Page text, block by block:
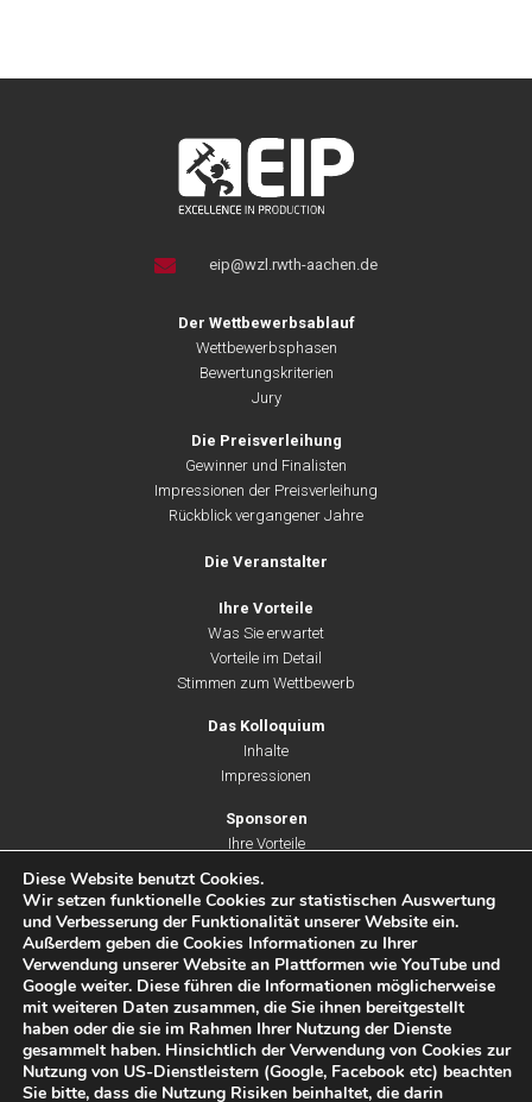
eip@wzl.rwth-aachen.de
Der Wettbewerbsablauf
Wettbewerbsphasen
Bewertungskriterien
Jury
Die Preisverleihung
Gewinner und Finalisten
Impressionen der Preisverleihung
Rückblick vergangener Jahre
Die Veranstalter
Ihre Vorteile
Was Sie erwartet
Vorteile im Detail
Stimmen zum Wettbewerb
Das Kolloquium
Inhalte
Impressionen
Sponsoren
Ihre Vorteile
Unsere Leistungen
Partner & Unterstützer
Eine Initiative von:
Diese Website benutzt Cookies.
Wir setzen funktionelle Cookies zur statistischen Auswertung
und Verbesserung der Funktionalität unserer Website ein.
Außerdem geben die Cookies Informationen zu Ihrer
Verwendung unserer Website an Plattformen wie YouTube und
Google weiter. Diese führen die Informationen möglicherweise
mit weiteren Daten zusammen, die Sie ihnen bereitgestellt
haben oder die sie im Rahmen Ihrer Nutzung der Dienste
gesammelt haben. Hinsichtlich der Verwendung von Cookies zur
Nutzung von US-Dienstleistern (Google, Facebook etc) beachten
Sie bitte, dass die Nutzung Risiken beinhaltet, die darin